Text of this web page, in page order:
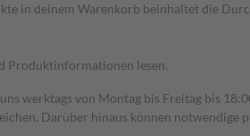
in deinem Warenkorb beinhaltet die
Produktinformationen lesen.
werktags von Montag bis Freitag bis
Darüber hinaus können